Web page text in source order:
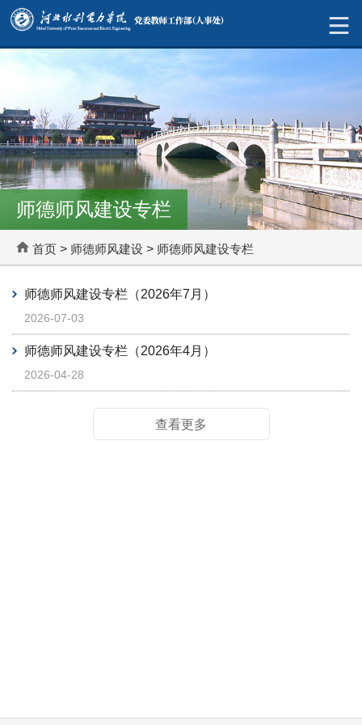
师德师风建设专栏
首页 > 师德师风建设 > 师德师风建设专栏
师德师风建设专栏（2026年7月）
2026-07-03
师德师风建设专栏（2026年4月）
2026-04-28
查看更多